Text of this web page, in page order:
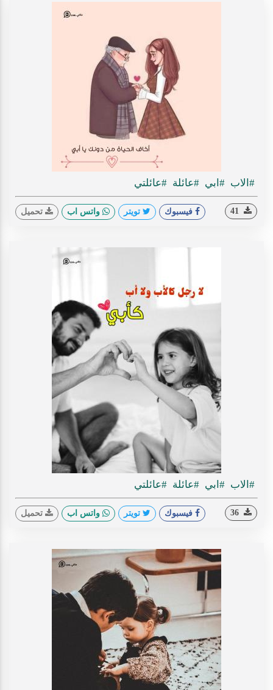
#الاب #ابي #عائلة #عائلتي
فيسبوك تويتر واتس اب تحميل
#الاب #ابي #عائلة #عائلتي
فيسبوك تويتر واتس اب تحميل